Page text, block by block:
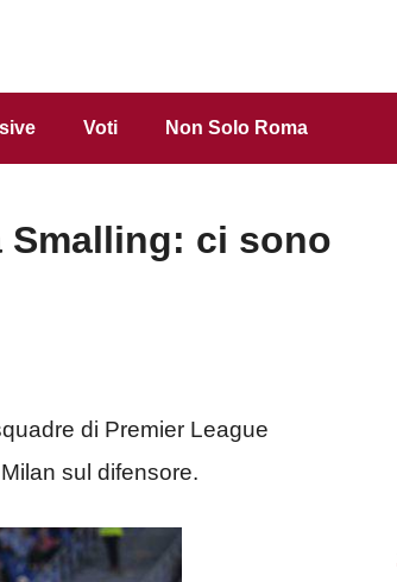
Voti Non Solo Roma
Smalling: ci sono
di Premier League
sul difensore.